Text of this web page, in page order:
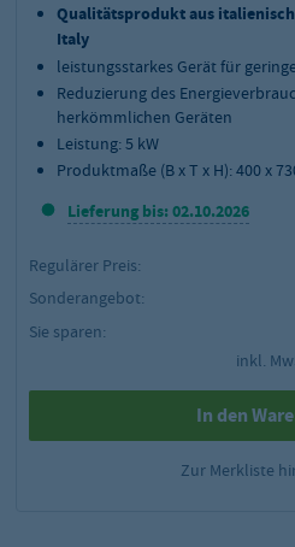
Qualitätsprodukt aus
Italy
leistungsstarkes Gerät für
Reduzierung des
herkömmlichen Geräten
Leistung: 5 kW
Produktmaße (B x T x H): 400 x
Lieferung bis: 02.10.2026
Regulärer Preis:
Sonderangebot:
Sie sparen:
inkl.
In den
Zur Merkliste